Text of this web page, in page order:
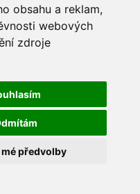
obsahu a reklam,
webových
zdroje
předvolby
1, Svitavy 568 02, CZ